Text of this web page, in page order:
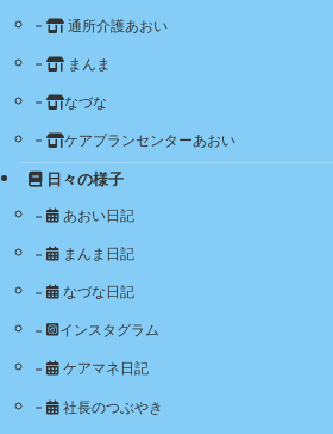
通所介護あおい
まんま
なづな
ケアプランセンターあおい
日々の様子
あおい日記
まんま日記
なづな日記
インスタグラム
ケアマネ日記
社長のつぶやき